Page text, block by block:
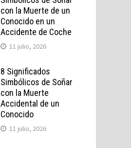
con la Muerte de un
Conocido en un
Accidente de Coche
11 julio, 2026
8 Significados
Simbólicos de Soñar
con la Muerte
Accidental de un
Conocido
11 julio, 2026